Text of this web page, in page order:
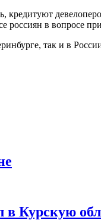
кредитуют
в вопросе
так и в
в Курскую